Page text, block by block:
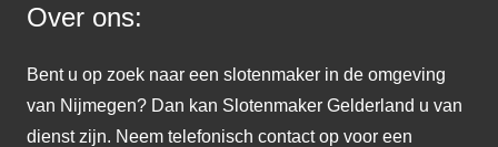
Over ons:
Bent u op zoek naar een slotenmaker in de omgeving
van Nijmegen? Dan kan Slotenmaker Gelderland u van
dienst zijn. Neem telefonisch contact op voor een